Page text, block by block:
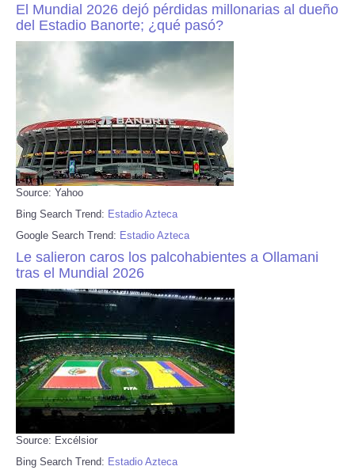
El Mundial 2026 dejó pérdidas millonarias al dueño
del Estadio Banorte; ¿qué pasó?
Source: Yahoo
Bing Search Trend: Estadio Azteca
Google Search Trend: Estadio Azteca
Le salieron caros los palcohabientes a Ollamani
tras el Mundial 2026
Source: Excélsior
Bing Search Trend: Estadio Azteca